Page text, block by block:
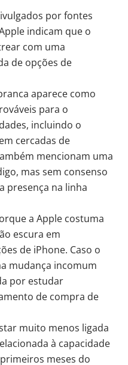
por fontes
indicam que o
com uma
de opções de
aparece como
para o
incluindo o
cercadas de
mencionam uma
mas sem consenso
presença na linha
a Apple costuma
escura em
de iPhone. Caso o
mudança incomum
por estudar
de compra de
muito menos ligada
à capacidade
meses do